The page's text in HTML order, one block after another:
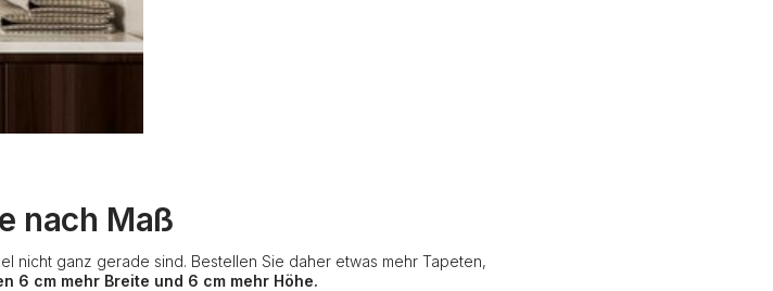
nach Maß
nicht ganz gerade sind. Bestellen Sie daher etwas mehr Tapeten,
6 cm mehr Breite und 6 cm mehr Höhe.